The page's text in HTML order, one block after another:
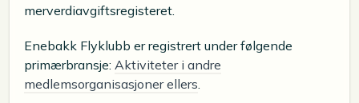
merverdiavgiftsregisteret.
Enebakk Flyklubb er registrert under følgende
primærbransje: Aktiviteter i andre
medlemsorganisasjoner ellers